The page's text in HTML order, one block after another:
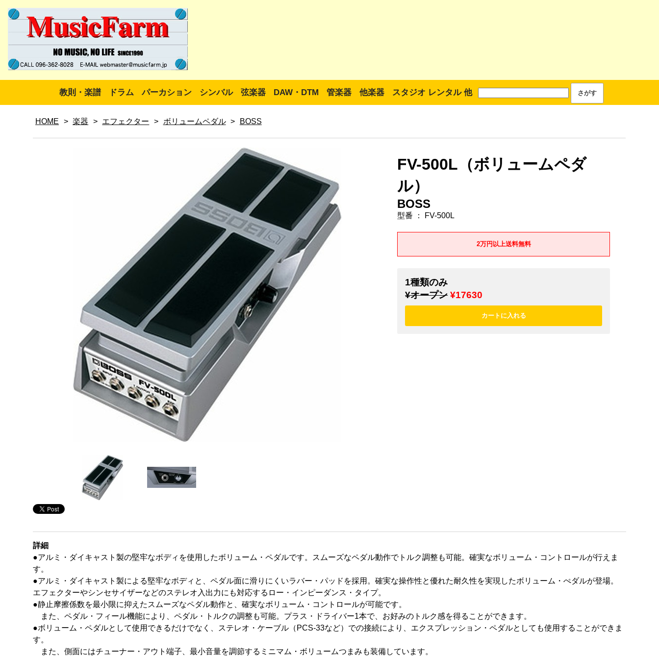
教則・楽譜 ドラム パーカション シンバル 弦楽器 DAW・DTM 管楽器 他楽器 スタジオ レンタル 他
HOME > 楽器 > エフェクター > ボリュームペダル > BOSS
FV-500L（ボリュームペダ
ル）
BOSS
型番 ： FV-500L
2万円以上送料無料
1種類のみ
¥オープン ¥17630
詳細
●アルミ・ダイキャスト製の堅牢なボディを使用したボリューム・ペダルです。スムーズなペダル動作でトルク調整も可能。確実なボリューム・コントロールが行えま
す。
●アルミ・ダイキャスト製による堅牢なボディと、ペダル面に滑りにくいラバー・パッドを採用。確実な操作性と優れた耐久性を実現したボリューム・ぺダルが登場。
エフェクターやシンセサイザーなどのステレオ入出力にも対応するロー・インピーダンス・タイプ。
●静止摩擦係数を最小限に抑えたスムーズなペダル動作と、確実なボリューム・コントロールが可能です。
また、ペダル・フィール機能により、ペダル・トルクの調整も可能。プラス・ドライバー1本で、お好みのトルク感を得ることができます。
●ボリューム・ペダルとして使用できるだけでなく、ステレオ・ケーブル（PCS-33など）での接続により、エクスプレッション・ペダルとしても使用することができま
す。
また、側面にはチューナー・アウト端子、最小音量を調節するミニマム・ボリュームつまみも装備しています。